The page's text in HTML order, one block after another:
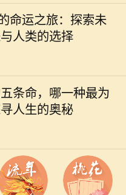
命运之旅：探索未
人类的选择
选择 19946年，这一年在
长河中似乎显得异常遥
今日的视角向未来展
条命，哪一种最为
人生的奥秘
中，我们每个人都在不
的命运，而命运通常被视
秘。在中国文化中，“五
富有哲理性的概念，指